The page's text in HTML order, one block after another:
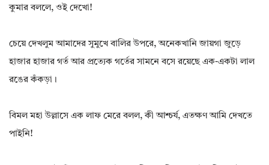
কুমার বললে, ওই দেখো!
চেয়ে দেখলুম আমাদের সুমুখে বালির উপরে, অনেকখানি জায়গা জুড়ে
হাজার হাজার গর্ত আর প্রত্যেক গর্তের সামনে বসে রয়েছে এক-একটা লাল
রঙের কঁকড়া।
বিমল মহা উল্লাসে এক লাফ মেরে বলল, কী আশ্চর্য, এতক্ষণ আমি দেখতে
পাইনি!